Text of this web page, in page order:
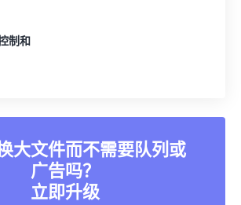
制和
大文件而不需要队列或
广告吗？
立即升级